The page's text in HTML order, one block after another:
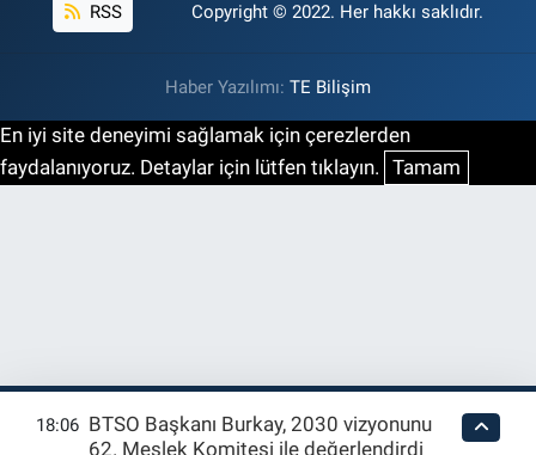
RSS Copyright © 2022. Her hakkı saklıdır.
Haber Yazılımı: TE Bilişim
En iyi site deneyimi sağlamak için çerezlerden
faydalanıyoruz. Detaylar için lütfen tıklayın. Tamam
18:06 BTSO Başkanı Burkay, 2030 vizyonunu
62. Meslek Komitesi ile değerlendirdi